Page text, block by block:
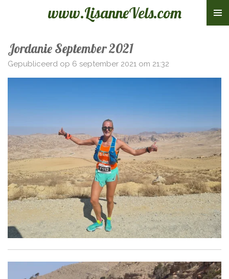
de
hoofdinhoud
www.LisanneVels.com
Jordanie September 2021
Gepubliceerd op 6 september 2021 om 21:32